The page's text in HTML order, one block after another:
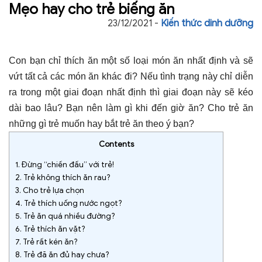
o
Mẹo hay cho trẻ biếng ăn
23/12/2021 - Kiến thức dinh dưỡng
Con bạn chỉ thích ăn một số loại món ăn nhất định và sẽ
vứt tất cả các món ăn khác đi? Nếu tình trạng này chỉ diễn
ra trong một giai đoạn nhất định thì giai đoạn này sẽ kéo
dài bao lâu? Bạn nên làm gì khi đến giờ ăn? Cho trẻ ăn
những gì trẻ muốn hay bắt trẻ ăn theo ý bạn?
Contents
1.Đừng “chiến đấu” với trẻ!
2. Trẻ không thích ăn rau?
3. Cho trẻ lựa chọn
4. Trẻ thích uống nước ngọt?
5. Trẻ ăn quá nhiều đường?
6. Trẻ thích ăn vặt?
7. Trẻ rất kén ăn?
8. Trẻ đã ăn đủ hay chưa?